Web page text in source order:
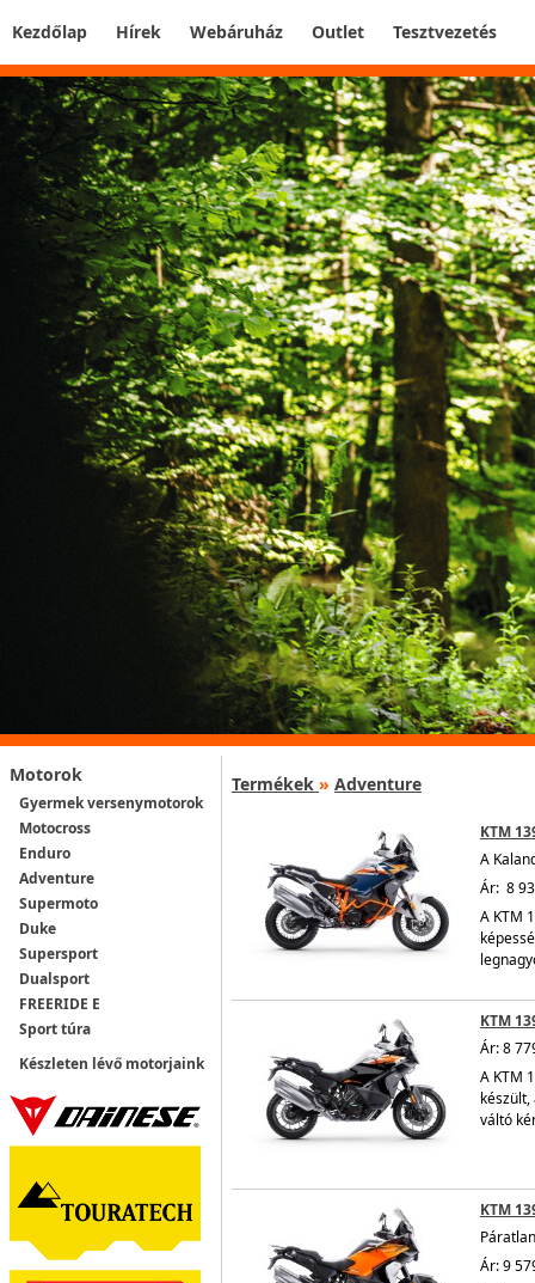
Kezdőlap Hírek Webáruház Outlet Tesztvezetés
Motorok
Gyermek versenymotorok
Motocross
Enduro
Adventure
Supermoto
Duke
Supersport
Dualsport
FREERIDE E
Sport túra
Készleten lévő motorjaink
Termékek » Adventure
KTM
A
Ár: 8
A KTM
KTM
Ár: 8
A KTM
váltó
KTM
Ár: 9